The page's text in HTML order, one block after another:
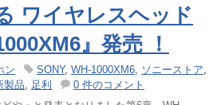
ワイヤレスヘッド
』発売 ！
ン SONY, WH-1000XM6, ソニーストア,
製品, 足利
0 件のコメント